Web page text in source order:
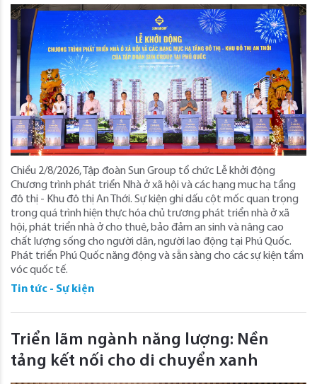
Chiều 2/8/2026, Tập đoàn Sun Group tổ chức Lễ khởi động
Chương trình phát triển Nhà ở xã hội và các hạng mục hạ tầng
đô thị - Khu đô thị An Thới. Sự kiện ghi dấu cột mốc quan trọng
trong quá trình hiện thực hóa chủ trương phát triển nhà ở xã
hội, phát triển nhà ở cho thuê, bảo đảm an sinh và nâng cao
chất lượng sống cho người dân, người lao động tại Phú Quốc.
Phát triển Phú Quốc năng động và sẵn sàng cho các sự kiện tầm
vóc quốc tế.
Tin tức - Sự kiện
Triển lãm ngành năng lượng: Nền
tảng kết nối cho di chuyển xanh